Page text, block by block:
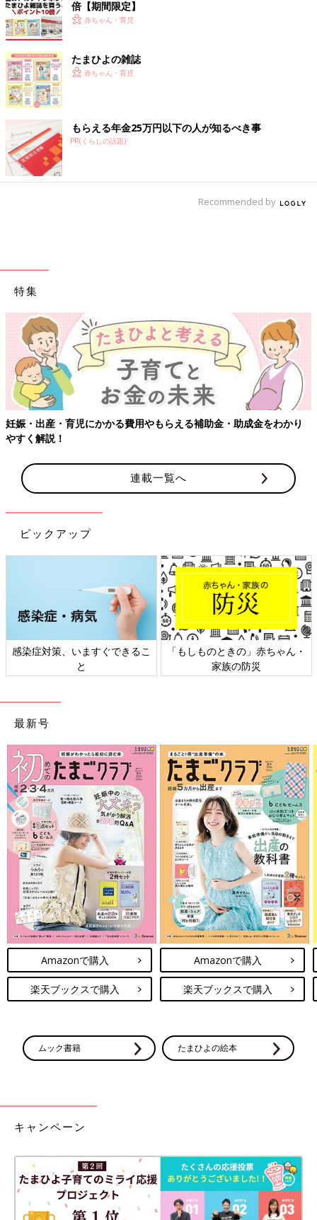
倍【期間限定】
赤ちゃん・育児
たまひよの雑誌
赤ちゃん・育児
もらえる年金25万円以下の人が知るべき事
PR(くらしの話題)
Recommended by
特集
妊娠・出産・育児にかかる費用やもらえる補助金・助成金をわかり
やすく解説！
連載一覧へ
ピックアップ
感染症対策、いますぐできるこ
と
「もしものときの」赤ちゃん・
家族の防災
最新号
Amazonで購入
楽天ブックスで購入
Amazonで購入
楽天ブックスで購入
ムック書籍 たまひよの絵本
キャンペーン